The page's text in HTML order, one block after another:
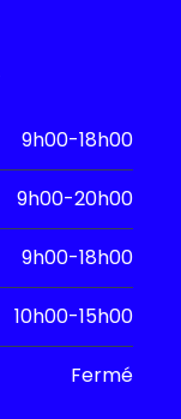
9h00-18h00
9h00-20h00
9h00-18h00
10h00-15h00
Fermé